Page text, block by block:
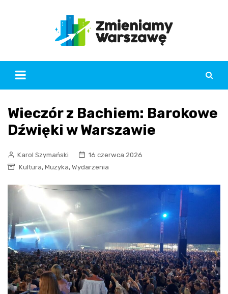
Wieczór z Bachiem: Barokowe
Dźwięki w Warszawie
Karol Szymański
16 czerwca 2026
Kultura, Muzyka, Wydarzenia